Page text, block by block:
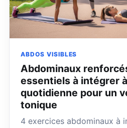
ABDOS VISIBLES
Abdominaux
essentiels à intégrer
quotidienne pour un
tonique
4 exercices abdominaux à